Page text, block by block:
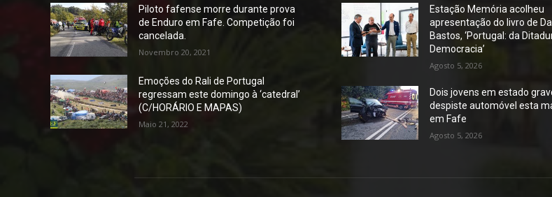
Piloto fafense morre durante prova
de Enduro em Fafe. Competição foi
cancelada.
Novembro 20, 2021
Emoções do Rali de Portugal
regressam este domingo à ‘catedral’
(C/HORÁRIO E MAPAS)
Maio 21, 2022
Estação Memória acolheu
apresentação do livro de
Bastos, ‘Portugal: da
Democracia’
Agosto 5, 2026
Dois jovens em estado
despiste automóvel esta
em Fafe
Agosto 5, 2026